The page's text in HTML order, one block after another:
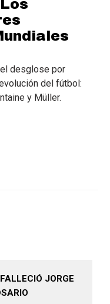
desglose por
del fútbol:
y Müller.
JORGE